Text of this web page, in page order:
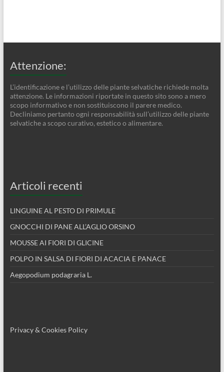
Attenzione:
L’identificazione e l’utilizzo delle piante selvatiche richiede molta
attenzione. Le informazioni riportate in questo sito sono a mero
scopo informativo e non sostituiscono il parere medico.
Decliniamo pertanto ogni responsabilità sull’utilizzo delle piante
selvatiche a scopo curativo, estetico o alimentare.
Articoli recenti
LINGUINE AL PESTO DI PRIMULE
GNOCCHI DI PANE ALL’AGLIO ORSINO
MOUSSE AI FIORI DI GLICINE
POLPO IN SALSA DI FIORI DI ACACIA E PANACE
Aegopodium podagraria L.
Privacy & Cookies Policy